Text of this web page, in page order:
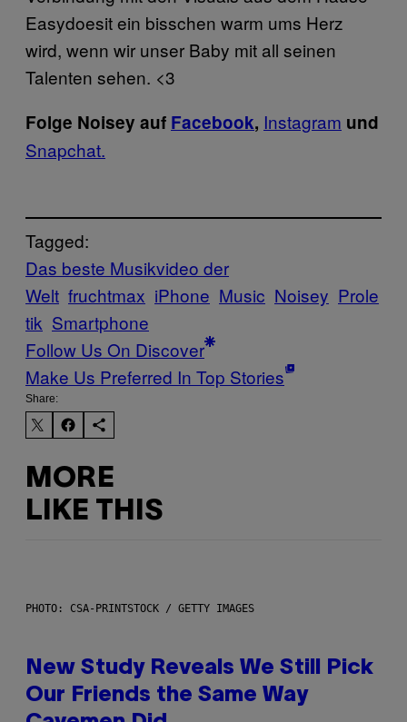
Easydoesit ein bisschen warm ums Herz
wird, wenn wir unser Baby mit all seinen
Talenten sehen. <3
Folge Noisey auf Facebook, Instagram und
Snapchat.
Tagged:
Das beste Musikvideo der
Welt fruchtmax iPhone Music Noisey Prole
tik Smartphone
Follow Us On Discover
Make Us Preferred In Top Stories
Share:
MORE
LIKE THIS
PHOTO: CSA-PRINTSTOCK / GETTY IMAGES
New Study Reveals We Still Pick
Our Friends the Same Way